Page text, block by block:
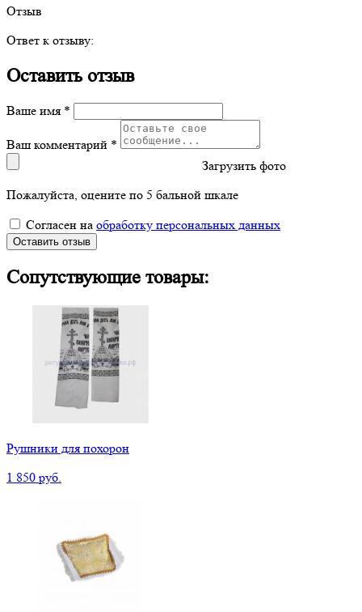
Отзыв
Ответ к отзыву:
Оставить отзыв
Ваше имя *
Ваш комментарий *
Загрузить фото
Пожалуйста, оцените по 5 бальной шкале
Согласен на обработку персональных данных
Оставить отзыв
Сопутствующие товары:
Рушники для похорон
1 850 руб.